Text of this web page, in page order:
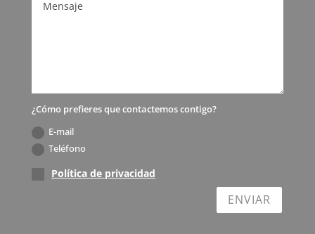
¿Cómo prefieres que contactemos contigo?
E-mail
Teléfono
Política de privacidad
ENVIAR